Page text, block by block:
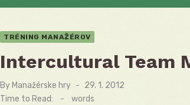
TRÉNING MANAŽÉROV
Intercultural Team
By Manažérske hry
Posted
on
29. 1. 2012
Time to Read:
- words